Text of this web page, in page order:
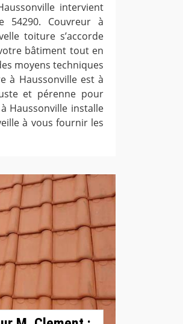
intervient
Couvreur à
toiture s’accorde
bâtiment tout en
moyens techniques
à Haussonville est à
et pérenne pour
Haussonville installe
à vous fournir les